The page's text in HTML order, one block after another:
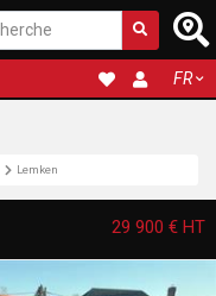
FR
Lemken
29 900 € HT